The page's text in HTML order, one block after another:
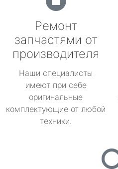
Ремонт
запчастями от
производителя
Наши специалисты
имеют при себе
оригинальные
комплектующие от любой
техники.